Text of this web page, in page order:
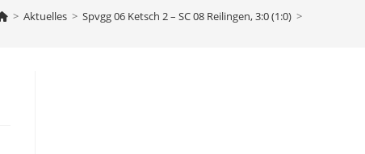
> Aktuelles > Spvgg 06 Ketsch 2 – SC 08 Reilingen, 3:0 (1:0) >